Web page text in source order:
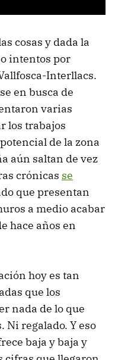
cosas y dada la
intentos por
Interllacs.
en busca de
varias
los trabajos
de la zona
aún saltan de vez
crónicas se
que presentan
a medio acabar
hace años en
hoy es tan
que los
nada de lo que
Ni regalado. Y eso
baja y baja y